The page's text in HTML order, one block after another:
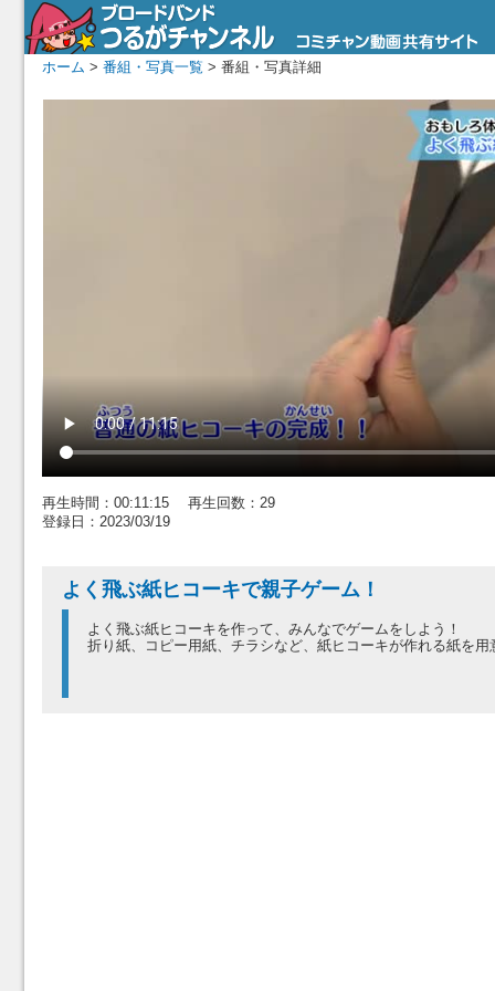
ホーム > 番組・写真一覧 > 番組・写真詳細
再生時間：00:11:15 再生回数：29
登録日：2023/03/19
よく飛ぶ紙ヒコーキで親子ゲーム！
よく飛ぶ紙ヒコーキを作って、みんなでゲームをしよう！
折り紙、コピー用紙、チラシなど、紙ヒコーキが作れる紙を用